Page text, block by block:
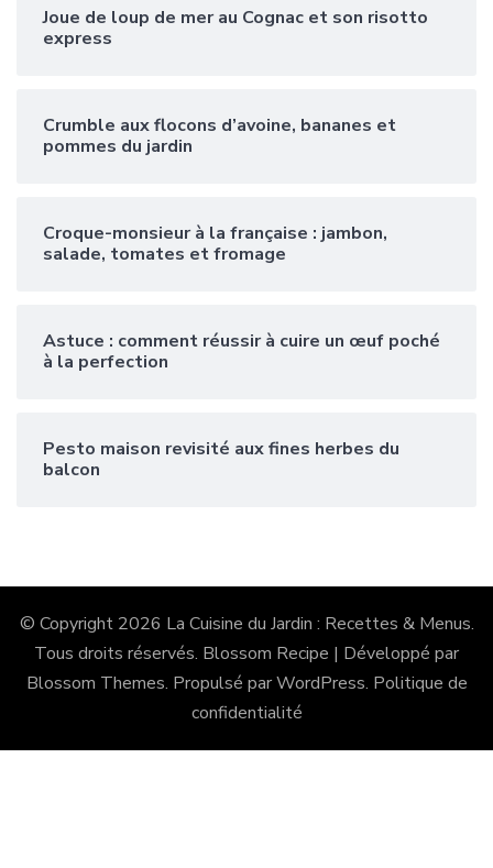
Joue de loup de mer au Cognac et son risotto
express
Crumble aux flocons d’avoine, bananes et
pommes du jardin
Croque-monsieur à la française : jambon,
salade, tomates et fromage
Astuce : comment réussir à cuire un œuf poché
à la perfection
Pesto maison revisité aux fines herbes du
balcon
© Copyright 2026 La Cuisine du Jardin : Recettes & Menus.
Tous droits réservés. Blossom Recipe | Développé par
Blossom Themes. Propulsé parWordPress. Politique de
confidentialité